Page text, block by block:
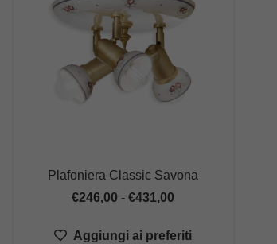
Plafoniera Classic Savona
€246,00 - €431,00
prezzo:
Aggiungi ai preferiti